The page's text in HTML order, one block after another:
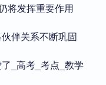
将发挥重要作用
伴关系不断巩固
_高考_考点_教学